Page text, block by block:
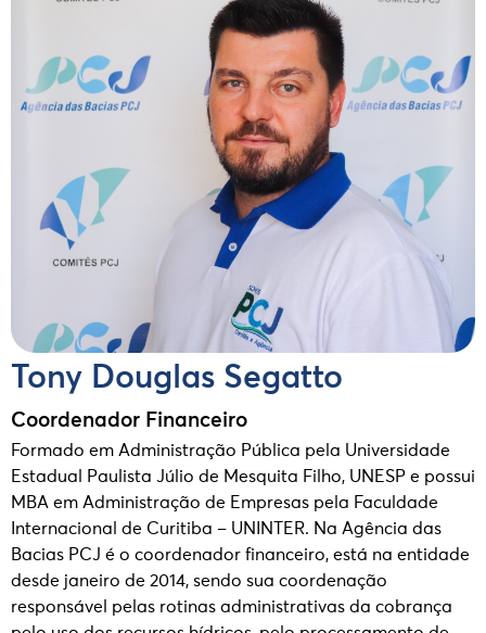
Tony Douglas Segatto
Coordenador Financeiro
Formado em Administração Pública pela Universidade
Estadual Paulista Júlio de Mesquita Filho, UNESP e possui
MBA em Administração de Empresas pela Faculdade
Internacional de Curitiba – UNINTER. Na Agência das
Bacias PCJ é o coordenador financeiro, está na entidade
desde janeiro de 2014, sendo sua coordenação
responsável pelas rotinas administrativas da cobrança